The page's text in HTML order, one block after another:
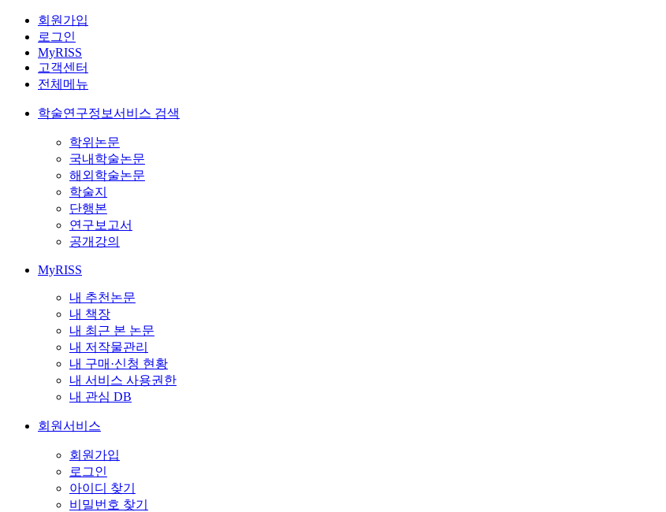
회원가입
로그인
MyRISS
고객센터
전체메뉴
학술연구정보서비스 검색
학위논문
국내학술논문
해외학술논문
학술지
단행본
연구보고서
공개강의
MyRISS
내 추천논문
내 책장
내 최근 본 논문
내 저작물관리
내 구매·신청 현황
내 서비스 사용권한
내 관심 DB
회원서비스
회원가입
로그인
아이디 찾기
비밀번호 찾기